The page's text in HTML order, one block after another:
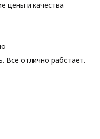
цены и качества
Всё отлично работает.